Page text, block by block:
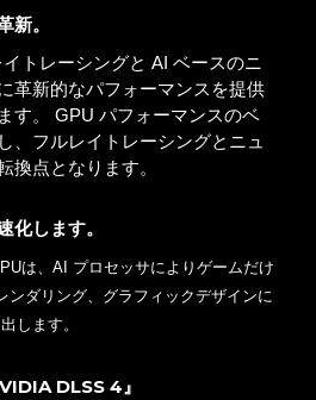
新。
トレーシングと AI ベースのニ
革新的なパフォーマンスを提供
す。 GPU パフォーマンスのベ
、フルレイトレーシングとニュ
換点となります。
化します。
は、AI プロセッサによりゲームだけ
ンダリング、グラフィックデザインに
します。
DLSS 4』